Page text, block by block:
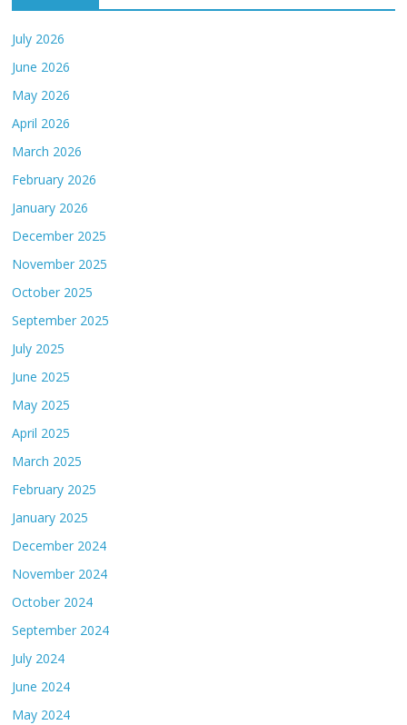
July 2026
June 2026
May 2026
April 2026
March 2026
February 2026
January 2026
December 2025
November 2025
October 2025
September 2025
July 2025
June 2025
May 2025
April 2025
March 2025
February 2025
January 2025
December 2024
November 2024
October 2024
September 2024
July 2024
June 2024
May 2024